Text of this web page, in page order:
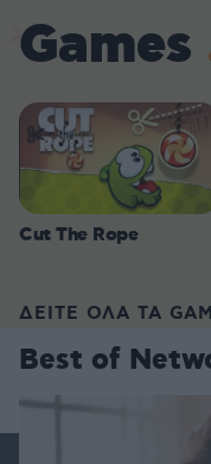
Games
Cut The Rope
ΔΕΙΤΕ ΟΛΑ ΤΑ
Best of